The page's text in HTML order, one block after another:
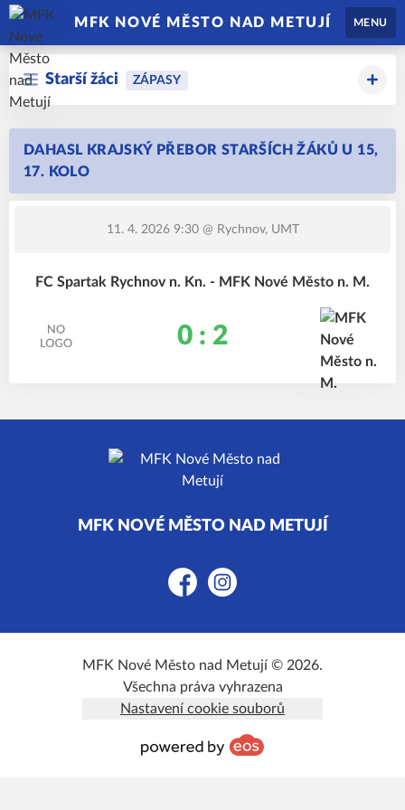
MFK NOVÉ MĚSTO NAD METUJÍ MENU
Starší žáci ZÁPASY
DAHASL KRAJSKÝ PŘEBOR STARŠÍCH ŽÁKŮ U 15,
17. KOLO
11. 4. 2026 9:30@ Rychnov, UMT
FC Spartak Rychnov n. Kn. - MFK Nové Město n. M.
0 : 2
MFK NOVÉ MĚSTO NAD METUJÍ
FacebookInstagram
MFK Nové Město nad Metují © 2026.
Všechna práva vyhrazena
Nastavení cookie souborů